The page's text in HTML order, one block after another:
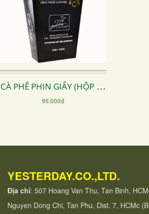
CÀ PHÊ PHIN GIẤY (HỘP 05
PHIN GIẤY )
95.000đ
YESTERDAY.CO.,LTD.
Địa chỉ: 507 Hoang Van Thu, Tan Binh,
Nguyen Dong Chi, Tan Phu, Dist. 7, HCMc